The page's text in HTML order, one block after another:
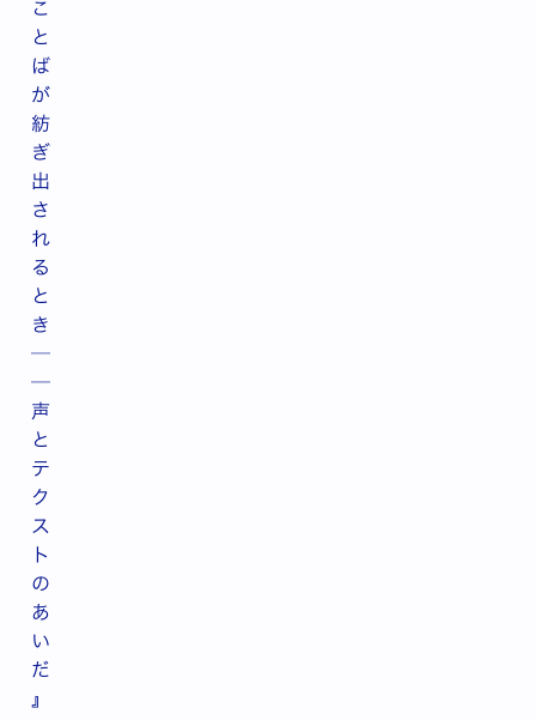
こ
と
ば
が
紡
ぎ
出
さ
れ
る
と
き
─
─
声
と
テ
ク
ス
ト
の
あ
い
だ
』